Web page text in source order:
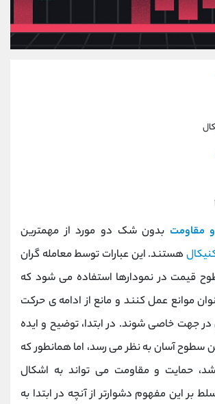
مقاومت بدون شک دو مورد از مهمترین
هستند. این عبارات توسط معامله گران
قیمت در نمودارها استفاده می شود که
موانع عمل کنند و مانع از ادامه ی حرکت
جهت خاصی شوند. در ابتدا، توضیح و ایده
سطوح آسان به نظر می رسد، اما همانطور که
حمایت و مقاومت می تواند به اشکال
بر این مفهوم دشوارتر از آنچه در ابتدا به
09194198792
شروع گفتگو
@Armteam_admin_33
فروش)
021-22021030
90001030
@alireza.mehrabii
@alirezamehrabi_com